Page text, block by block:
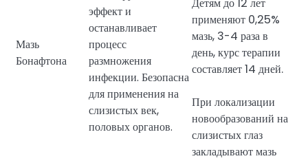
Мазь
Бонафтона
эффект и
останавливает
процесс
размножения
инфекции. Безопасна
для применения на
слизистых век,
половых органов.
применяют 0,25%
мазь, 3-4 раза в
день, курс терапии
составляет 14 дней.
При локализации
новообразований на
слизистых глаз
закладывают мазь